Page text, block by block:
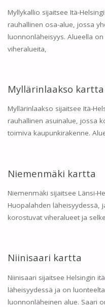
Myllykallio sijaitsee Itä-
rauhallinen osa-alue, jossa
luonnonläheisyys. Alueella
viheralueita,
Myllärinlaakso kartta
Myllärinlaakso sijaitsee Itä-
rauhallinen asuinalue, jossa
toimiva kaupunkirakenne.
Niemenmäki kartta
Niemenmäki sijaitsee Länsi-
Huopalahden läheisyydessä,
korostuvat viheralueet ja
Niinisaari kartta
Niinisaari sijaitsee Helsingin
läheisyydessä ja on
luonnonläheinen alue. Saari